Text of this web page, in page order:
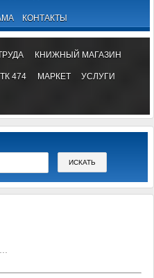
КОНТАКТЫ
КНИЖНЫЙ МАГАЗИН
ТК 474 МАРКЕТ УСЛУГИ